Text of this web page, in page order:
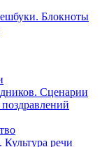
Блокноты
Сценарии
речи